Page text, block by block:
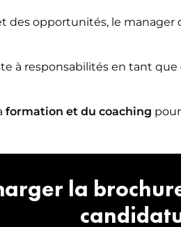
des opportunités, le
à responsabilités en tant que
formation et du coaching
la